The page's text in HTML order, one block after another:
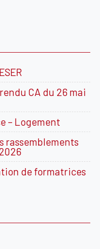
CA du 26 mai
– Logement
rassemblements
de formatrices